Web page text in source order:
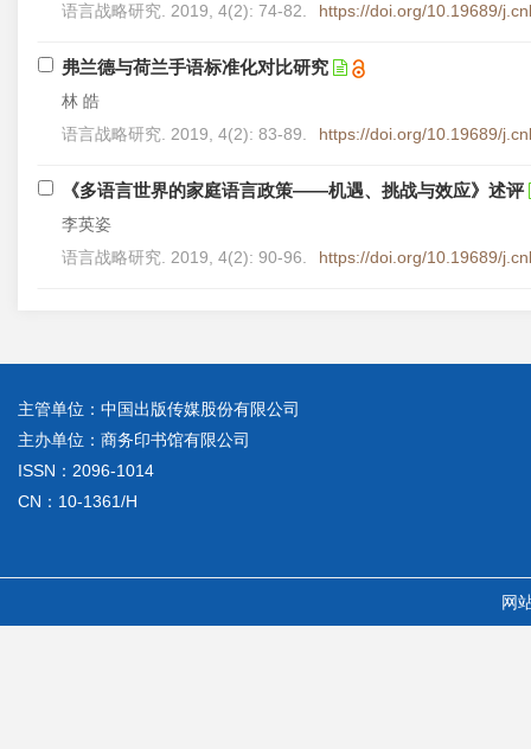
语言战略研究. 2019, 4(2): 74-82.
https://doi.org/10.19689/
弗兰德与荷兰手语标准化对比研究
林 皓
语言战略研究. 2019, 4(2): 83-89.
https://doi.org/10.19689/
《多语言世界的家庭语言政策——机遇、挑战与效应》述评
李英姿
语言战略研究. 2019, 4(2): 90-96.
https://doi.org/10.19689/
主管单位：中国出版传媒股份有限公司
主办单位：商务印书馆有限公司
ISSN：2096-1014
CN：10-1361/H
网